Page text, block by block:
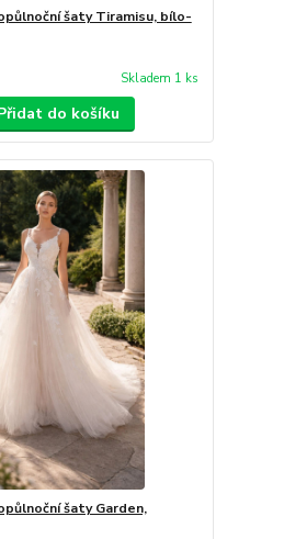
šaty Tiramisu, bílo-
Skladem 1 ks
do košíku
šaty Garden,